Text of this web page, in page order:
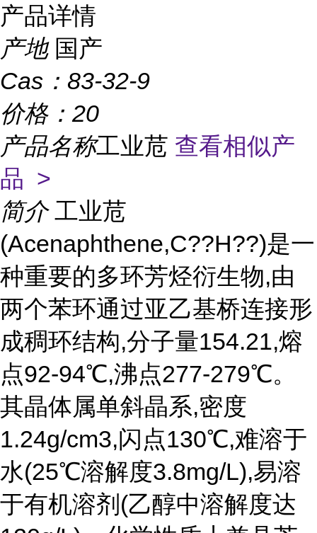
产品详情
产地 国产
Cas： 83-32-9
价格： 20
产品名称工业苊 查看相似产
品 >
简介 工业苊
(Acenaphthene,C??H??)是一
种重要的多环芳烃衍生物,由
两个苯环通过亚乙基桥连接形
成稠环结构,分子量154.21,熔
点92-94℃,沸点277-279℃。
其晶体属单斜晶系,密度
1.24g/cm3,闪点130℃,难溶于
水(25℃溶解度3.8mg/L),易溶
于有机溶剂(乙醇中溶解度达